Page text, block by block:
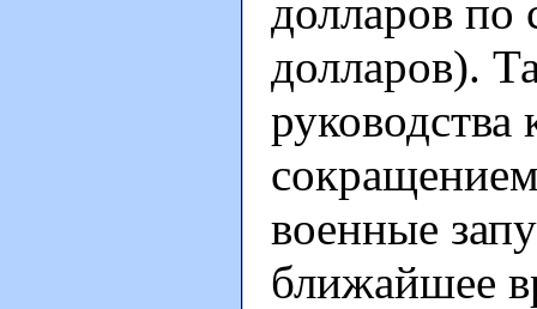
долларов
долларов).
руководства
военные
ближайшее